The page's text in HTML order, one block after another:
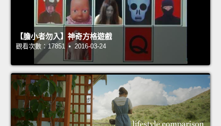
【膽小者勿入】神奇方格遊戲
觀看次數：17851 • 2016-03-24